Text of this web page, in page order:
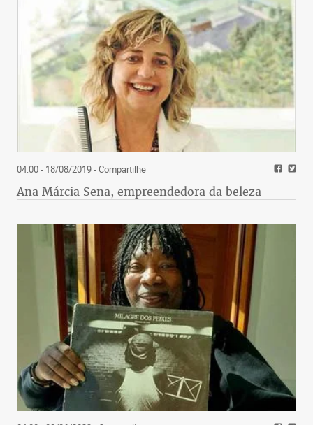
04:00 - 18/08/2019- Compartilhe
Ana Márcia Sena, empreendedora da beleza